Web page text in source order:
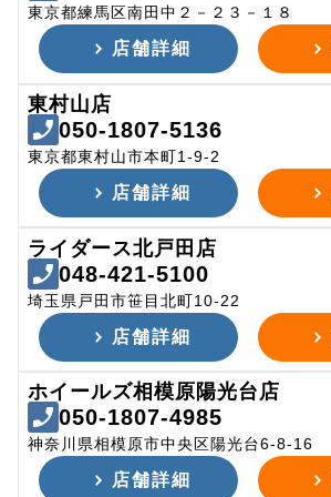
東京都練馬区南田中２－２３－１８
店舗詳細
東村山店
050-1807-5136
東京都東村山市本町1-9-2
店舗詳細
ライダース北戸田店
048-421-5100
埼玉県戸田市笹目北町10-22
店舗詳細
ホイールズ相模原陽光台店
050-1807-4985
神奈川県相模原市中央区陽光台6-8-16
店舗詳細